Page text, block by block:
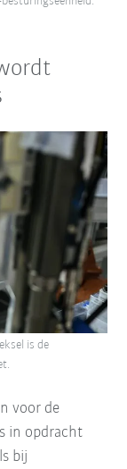
voor de
in opdracht
bij
is de